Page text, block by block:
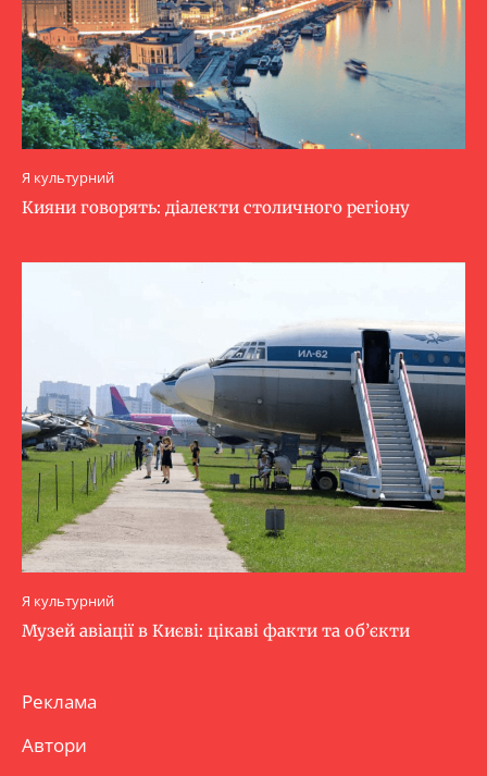
Я культурний
Кияни говорять: діалекти столичного регіону
Я культурний
Музей авіації в Києві: цікаві факти та об’єкти
Реклама
Автори